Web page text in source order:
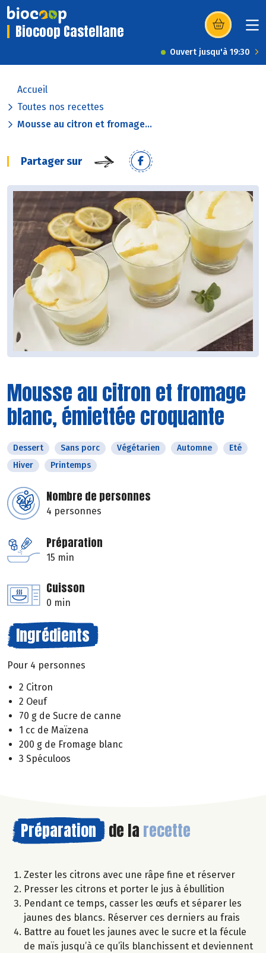
Biocoop Castellane (s’ouvre dans
Ouvert jusqu'à 19:30
Accueil
Toutes nos recettes
Mousse au citron et fromage...
Partager sur
Mousse au citron et fromage
blanc, émiettée croquante
Dessert Sans porc Végétarien Automne
Eté
Hiver
Printemps
Nombre de personnes
4 personnes
Préparation
15 min
Cuisson
0 min
Ingrédients
Pour 4 personnes
2 Citron
2 Oeuf
70 g de Sucre de canne
1 cc de Maïzena
200 g de Fromage blanc
3 Spéculoos
Préparation de la recette
Zester les citrons avec une râpe fine et réserver
Presser les citrons et porter le jus à ébullition
Pendant ce temps, casser les œufs et séparer les
jaunes des blancs. Réserver ces derniers au frais
Battre au fouet les jaunes avec le sucre et la fécule
de maïs jusqu’à ce qu’ils blanchissent et deviennent